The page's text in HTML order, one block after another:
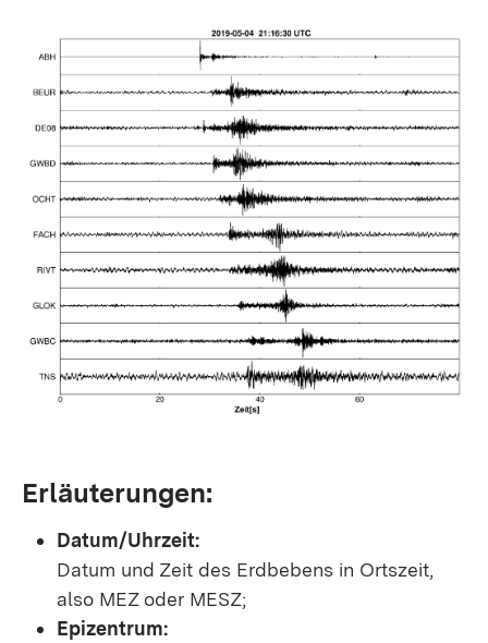
Erläuterungen:
Datum/Uhrzeit:
Datum und Zeit des Erdbebens in Ortszeit,
also MEZ oder MESZ;
Epizentrum: